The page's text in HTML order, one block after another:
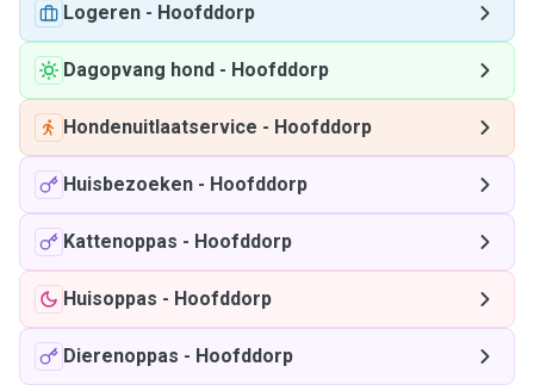
Logeren - Hoofddorp
Dagopvang hond - Hoofddorp
Hondenuitlaatservice - Hoofddorp
Huisbezoeken - Hoofddorp
Kattenoppas - Hoofddorp
Huisoppas - Hoofddorp
Dierenoppas - Hoofddorp